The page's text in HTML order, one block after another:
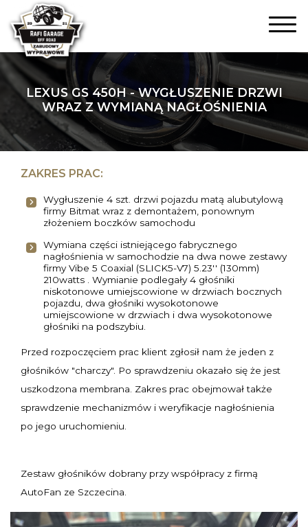
LEXUS GS 450H - WYGŁUSZENIE DRZWI
WRAZ Z WYMIANĄ NAGŁOŚNIENIA
ZAKRES PRAC:
Wygłuszenie 4 szt. drzwi pojazdu matą alubutylową
firmy Bitmat wraz z demontażem, ponownym
złożeniem boczków samochodu
Wymiana części istniejącego fabrycznego
nagłośnienia w samochodzie na dwa nowe zestawy
firmy Vibe 5 Coaxial (SLICK5-V7) 5.23'' (130mm)
210watts . Wymianie podlegały 4 głośniki
niskotonowe umiejscowione w drzwiach bocznych
pojazdu, dwa głośniki wysokotonowe
umiejscowione w drzwiach i dwa wysokotonowe
głośniki na podszybiu.
Przed rozpoczęciem prac klient zgłosił nam że jeden z
głośników "charczy". Po sprawdzeniu okazało się że jest
uszkodzona membrana. Zakres prac obejmował także
sprawdzenie mechanizmów i weryfikacje nagłośnienia
po jego uruchomieniu.
Zestaw głośników dobrany przy współpracy z firmą
AutoFan ze Szczecina.